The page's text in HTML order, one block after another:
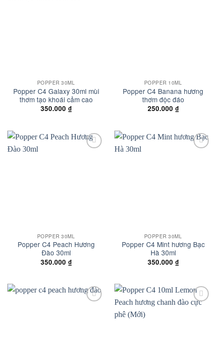
POPPER 30ML
Popper C4 Galaxy 30ml mùi
thơm tạo khoái cảm cao
350.000 ₫
POPPER 10ML
Popper C4 Banana hương
thơm độc đáo
250.000 ₫
POPPER 30ML
Popper C4 Peach Hương
Đào 30ml
350.000 ₫
POPPER 30ML
Popper C4 Mint hương Bạc
Hà 30ml
350.000 ₫
Add to